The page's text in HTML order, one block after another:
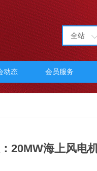
全站
动态 会员服务
20MW海上风电